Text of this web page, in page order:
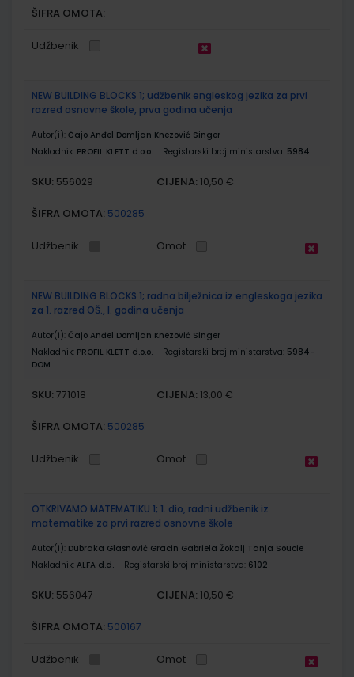
ŠIFRA OMOTA:
Udžbenik
NEW BUILDING BLOCKS 1; udžbenik engleskog jezika za prvi
razred osnovne škole, prva godina učenja
Autor(i): Čajo Anđel Domljan Knezović Singer
Nakladnik: PROFIL KLETT d.o.o. Registarski broj ministarstva: 5984
SKU: 556029 CIJENA: 10,50 €
ŠIFRA OMOTA: 500285
Udžbenik Omot
NEW BUILDING BLOCKS 1; radna bilježnica iz engleskoga jezika
za 1. razred OŠ., I. godina učenja
Autor(i): Čajo Anđel Domljan Knezović Singer
Nakladnik: PROFIL KLETT d.o.o. Registarski broj ministarstva: 5984-
DOM
SKU: 771018 CIJENA: 13,00 €
ŠIFRA OMOTA: 500285
Udžbenik Omot
OTKRIVAMO MATEMATIKU 1; 1. dio, radni udžbenik iz
matematike za prvi razred osnovne škole
Autor(i): Dubraka Glasnović Gracin Gabriela Žokalj Tanja Soucie
Nakladnik: ALFA d.d. Registarski broj ministarstva: 6102
SKU: 556047 CIJENA: 10,50 €
ŠIFRA OMOTA: 500167
Udžbenik Omot